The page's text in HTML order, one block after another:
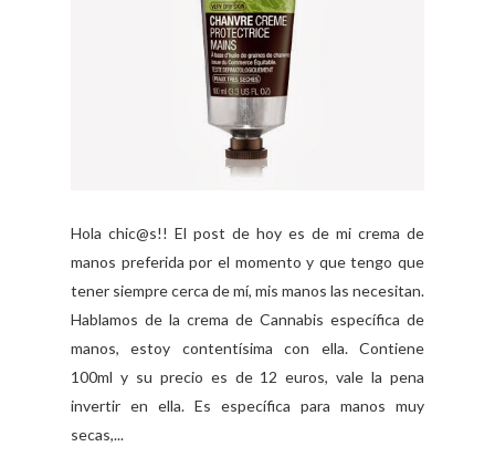
Hola chic@s!! El post de hoy es de mi crema de
manos preferida por el momento y que tengo que
tener siempre cerca de mí, mis manos las necesitan.
Hablamos de la crema de Cannabis específica de
manos, estoy contentísima con ella. Contiene
100ml y su precio es de 12 euros, vale la pena
invertir en ella. Es específica para manos muy
secas,...